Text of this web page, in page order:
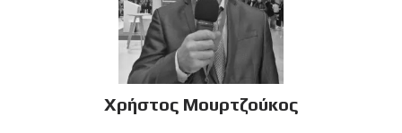
Χρήστος Μουρτζούκος